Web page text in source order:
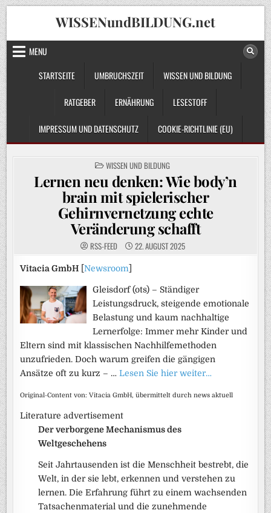
Skip
to
content
WISSENundBILDUNG.net
MENU
STARTSEITE
UMBRUCHSZEIT WISSEN UND BILDUNG
RATGEBER ERNÄHRUNG LESESTOFF
IMPRESSUM UND DATENSCHUTZ COOKIE-RICHTLINIE (EU)
POSTED
IN
WISSEN UND BILDUNG
Lernen neu denken: Wie body’n
brain mit spielerischer
Gehirnvernetzung echte
Veränderung schafft
RSS-FEED 22. AUGUST 2025
Vitacia GmbH [Newsroom
Gleisdorf (ots) – Ständiger
Leistungsdruck, steigende emotionale
Belastung und kaum nachhaltige
Lernerfolge: Immer mehr Kinder und
Eltern sind mit klassischen Nachhilfemethoden
unzufrieden. Doch warum greifen die gängigen
Ansätze oft zu kurz – …Lesen Sie hier weiter…
Original-Content von: Vitacia GmbH, übermittelt durch news aktuell
Literature advertisement
Der verborgene Mechanismus des
Weltgeschehens
Seit Jahrtausenden ist die Menschheit bestrebt, die
Welt, in der sie lebt, erkennen und verstehen zu
lernen. Die Erfahrung führt zu einem wachsenden
Tatsachenmaterial und die zunehmende